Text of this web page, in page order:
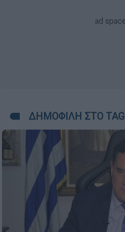
ΔΗΜΟΦΙΛΗ ΣΤΟ TAG